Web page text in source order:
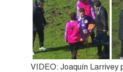
VIDEO: Joaquín Larrivey